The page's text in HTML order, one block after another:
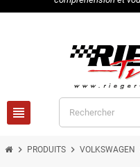
view_headline
chevron_right PRODUITS chevron_right VOLKSWAGEN